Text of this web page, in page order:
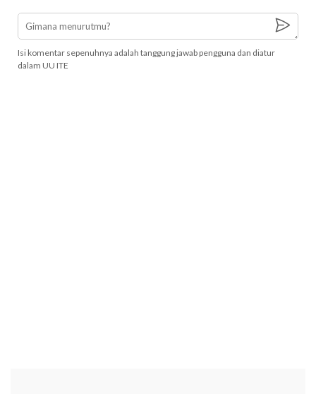
Isi komentar sepenuhnya adalah tanggung jawab pengguna dan diatur
dalam UU ITE